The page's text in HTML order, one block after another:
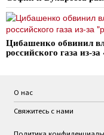
Цибашенко обвинил
российского газа из-
О нас
Свяжитесь с нами